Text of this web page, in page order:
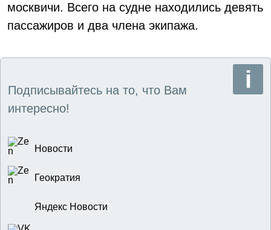
москвичи. Всего на судне находились девять
пассажиров и два члена экипажа.
Подписывайтесь на то, что Вам
интересно!
Новости
Геократия
Яндекс Новости